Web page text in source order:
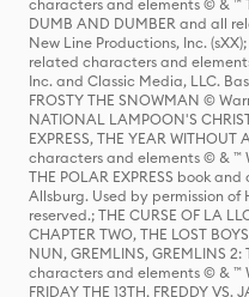
characters and elements © & ™
DUMB AND DUMBER and all
New Line Productions, Inc.
related characters and
Inc. and Classic Media, LLC.
FROSTY THE SNOWMAN ©
NATIONAL LAMPOON'S
EXPRESS, THE YEAR
characters and elements © & ™
THE POLAR EXPRESS book
Allsburg. Used by permission
reserved.; THE CURSE OF LA
CHAPTER TWO, THE LOST
NUN, GREMLINS, GREMLINS
characters and elements © & ™
FRIDAY THE 13TH, FREDDY